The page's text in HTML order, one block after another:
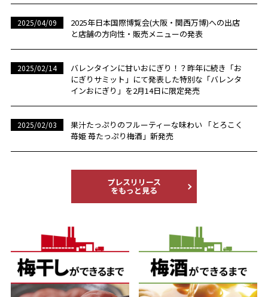
2025/04/09
2025年日本国際博覧会(大阪・関西万博)への出店
と店舗の方向性・販売メニューの発表
2025/02/14
バレンタインに甘いおにぎり！？昨年に続き「お
にぎりサミット」にて発表した特別な「バレンタ
インおにぎり」を2月14日に限定発売
2025/02/03
果汁たっぷりのフルーティーな味わい 「とろこく
苺姫 苺たっぷり梅酒」新発売
プレスリリース
をもっと見る